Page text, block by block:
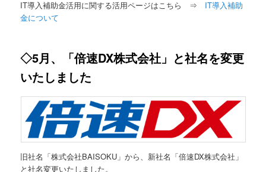
IT導入補助金活用に関する活用ページはこちら ⇒ IT導入補助
金について
◇5月、「倍速DX株式会社」と社名を変更
いたしました
旧社名「株式会社BAISOKU」から、新社名「倍速DX株式会社」
と社名変更いたしました。